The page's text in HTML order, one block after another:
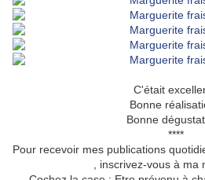
C'était
Bonne
Bonne
****
Pour recevoir mes publications
, inscrivez-vous à ma